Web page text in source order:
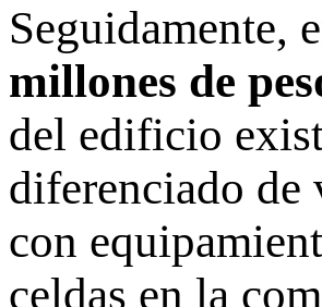
Seguidamente,
millones de
del edificio
diferenciado de
con
celdas en la